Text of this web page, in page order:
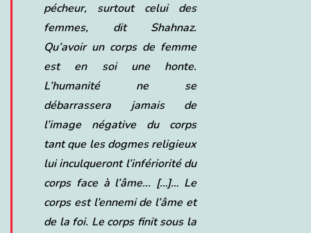
pécheur, surtout celui des
femmes, dit Shahnaz.
Qu’avoir un corps de femme
est en soi une honte.
L’humanité ne se
débarrassera jamais de
l’image négative du corps
tant que les dogmes religieux
lui inculqueront l’infériorité du
corps face à l’âme... […]… Le
corps est l’ennemi de l’âme et
de la foi. Le corps finit sous la